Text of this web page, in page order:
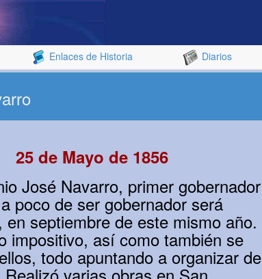
Enlaces de Historia Diarios
25 de Mayo de 1856
José Navarro, primer gobernador
poco de ser gobernador será
septiembre de este mismo año.
impositivo, así como también se
todo apuntando a organizar de